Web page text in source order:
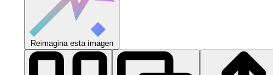
Reimagina esta imagen